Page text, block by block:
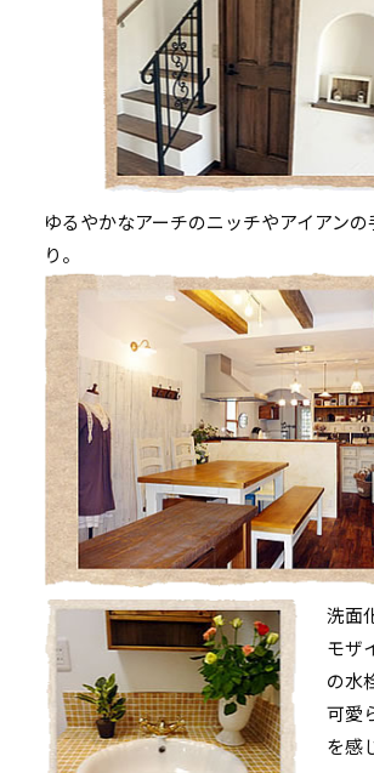
ゆるやかなアーチのニッチやアイアン
り。
洗面
モザ
の水
可愛
を感